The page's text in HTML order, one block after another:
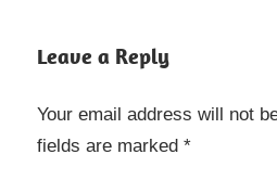
Leave a Reply
Your email address will not
fields are marked *